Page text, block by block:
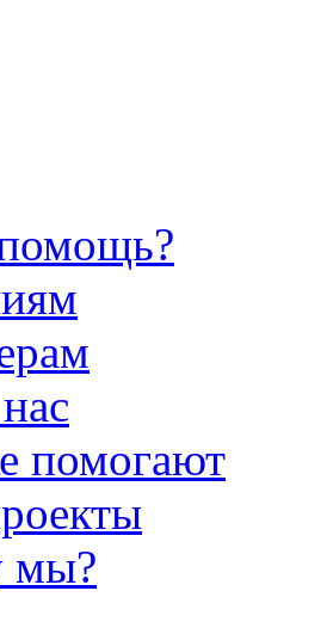
помогают
мы?